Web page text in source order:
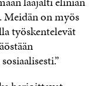
Meidän on myös
työskentelevät